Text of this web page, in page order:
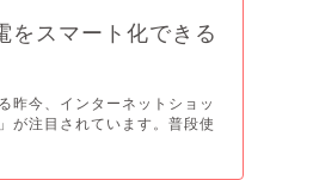
をスマート化できる
昨今、インターネットショッ
が注目されています。普段使